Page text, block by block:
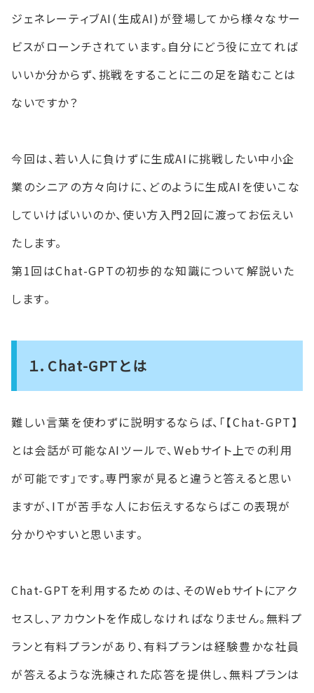
ジェネレーティブAI(生成AI)が登場してから様々なサー
ビスがローンチされています。自分にどう役に立てれば
いいか分からず、挑戦をすることに二の足を踏むことは
ないですか？
今回は、若い人に負けずに生成AIに挑戦したい中小企
業のシニアの方々向けに、どのように生成AIを使いこな
していけばいいのか、使い方入門2回に渡ってお伝えい
たします。
第1回はChat-GPTの初歩的な知識について解説いた
します。
１．Chat-GPTとは
難しい言葉を使わずに説明するならば、「【Chat-GPT】
とは会話が可能なAIツールで、Webサイト上での利用
が可能です」です。専門家が見ると違うと答えると思い
ますが、ITが苦手な人にお伝えするならばこの表現が
分かりやすいと思います。
Chat-GPTを利用するためのは、そのWebサイトにアク
セスし、アカウントを作成しなければなりません。無料プ
ランと有料プランがあり、有料プランは経験豊かな社員
が答えるような洗練された応答を提供し、無料プランは